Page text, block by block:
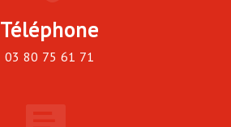
Téléphone
03 80 75 61 71